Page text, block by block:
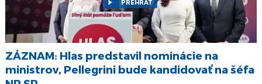
PREHRAŤ
ZÁZNAM: Hlas predstavil nominácie na
ministrov, Pellegrini bude kandidovať na šéfa